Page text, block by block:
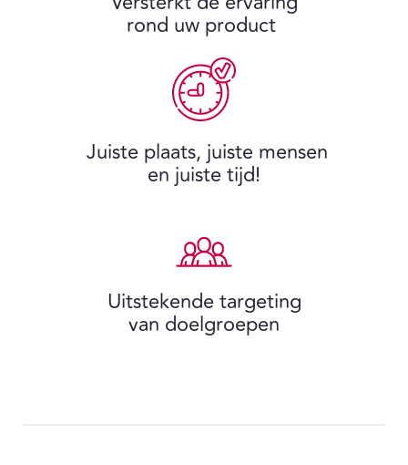
rond uw product
Juiste plaats, juiste mensen
en juiste tijd!
Uitstekende targeting
van doelgroepen